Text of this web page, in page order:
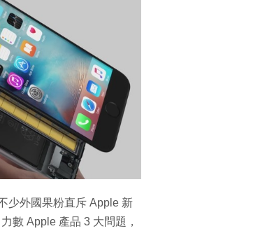
少外國果粉直斥 Apple 新
數 Apple 產品 3 大問題，